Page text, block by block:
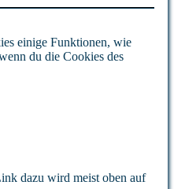
einige Funktionen, wie
du die Cookies des
dazu wird meist oben auf